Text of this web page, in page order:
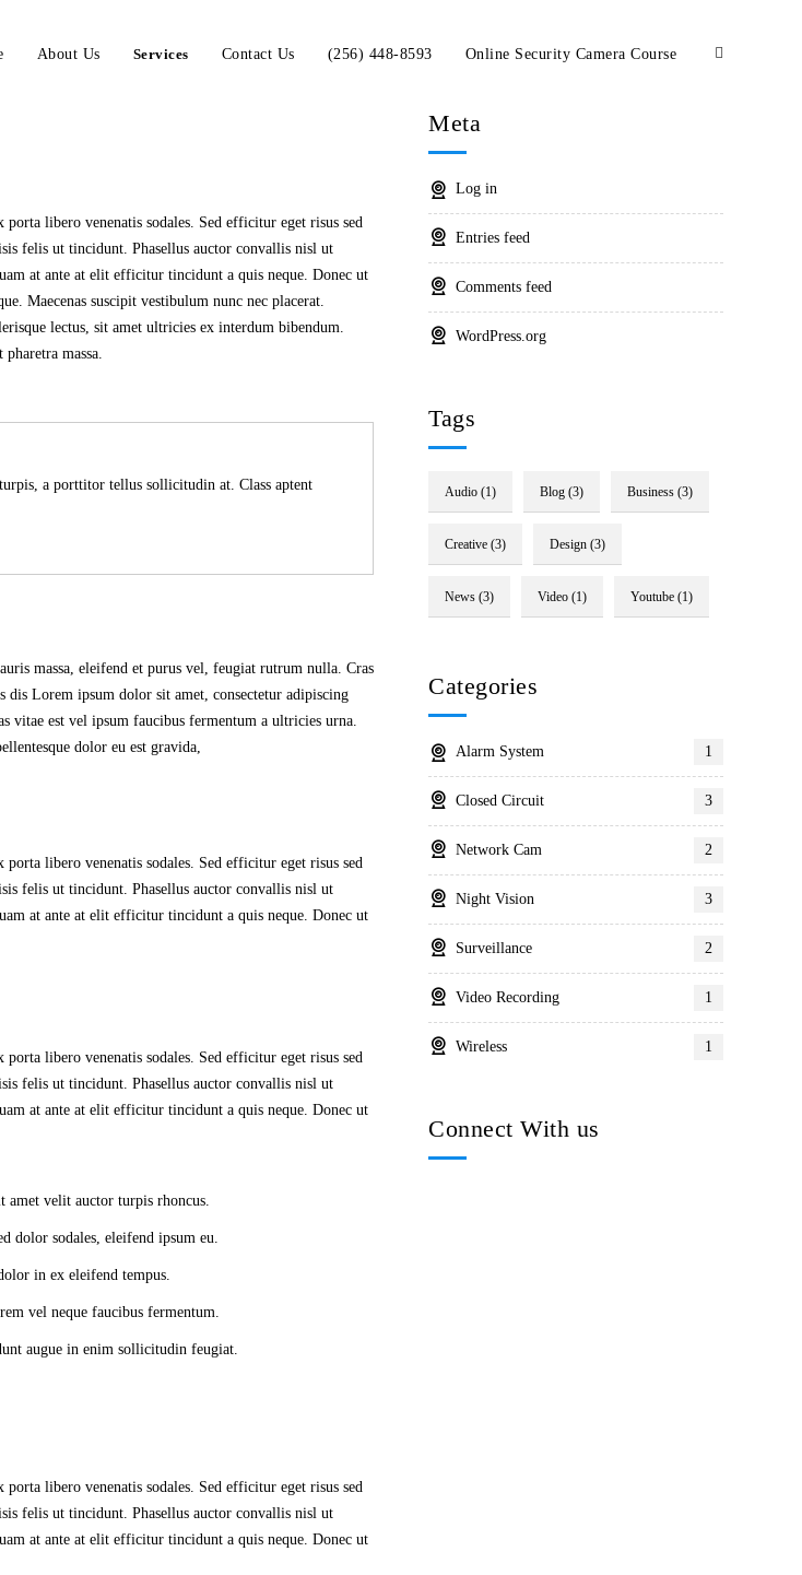
About Us Services Contact Us (256) 448-8593 Online Security Camera Course
libero venenatis sodales. Sed efficitur eget risus sed
felis ut tincidunt. Phasellus auctor convallis nisl ut
at ante at elit efficitur tincidunt a quis neque. Donec ut
Maecenas suscipit vestibulum nunc nec placerat.
lectus, sit amet ultricies ex interdum bibendum.
massa.
a porttitor tellus sollicitudin at. Class aptent
massa, eleifend et purus vel, feugiat rutrum nulla. Cras
dis Lorem ipsum dolor sit amet, consectetur adipiscing
vitae est vel ipsum faucibus fermentum a ultricies urna.
dolor eu est gravida,
libero venenatis sodales. Sed efficitur eget risus sed
felis ut tincidunt. Phasellus auctor convallis nisl ut
at ante at elit efficitur tincidunt a quis neque. Donec ut
libero venenatis sodales. Sed efficitur eget risus sed
felis ut tincidunt. Phasellus auctor convallis nisl ut
at ante at elit efficitur tincidunt a quis neque. Donec ut
amet velit auctor turpis rhoncus.
dolor sodales, eleifend ipsum eu.
in ex eleifend tempus.
vel neque faucibus fermentum.
augue in enim sollicitudin feugiat.
libero venenatis sodales. Sed efficitur eget risus sed
felis ut tincidunt. Phasellus auctor convallis nisl ut
at ante at elit efficitur tincidunt a quis neque. Donec ut
Meta
Log in
Entries feed
Comments feed
WordPress.org
Tags
Audio (1) Blog (3) Business (3)
Creative (3) Design (3)
News (3) Video (1) Youtube (1)
Categories
Alarm System 1
Closed Circuit 3
Network Cam 2
Night Vision 3
Surveillance 2
Video Recording 1
Wireless 1
Connect With us